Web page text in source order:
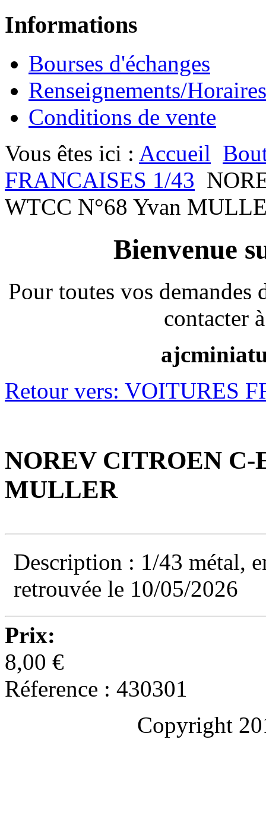
Informations
Bourses d'échanges
Renseignements/Horaires
Conditions de vente
Vous êtes ici : Accueil
FRANCAISES 1/43
WTCC N°68 Yvan
Bienvenue
Pour toutes vos
contacter
Retour vers: VOITURES
NOREV CITROEN C-
MULLER
Description : 1/43 métal,
retrouvée le 10/05/2026
Prix:
8,00 €
Réference : 430301
Copyright